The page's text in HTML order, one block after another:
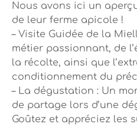
Nous avons ici un
de leur ferme apicole !
– Visite Guidée de la
métier passionnant, de
la récolte, ainsi que
conditionnement du
– La dégustation : Un
de partage lors d’une
Goûtez et appréciez les